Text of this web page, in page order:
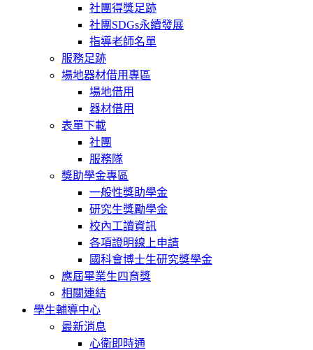
社團得獎足跡
社團SDGs永續發展
指導老師名單
服務足跡
場地器材借用專區
場地借用
器材借用
表單下載
社團
服務隊
獎助學金專區
一般性獎助學金
研究生獎勵學金
校內工讀資訊
各項證明線上申請
國科會博士生研究獎學金
應屆畢業生四育獎
相關連結
學生輔導中心
最新消息
心衛即時通